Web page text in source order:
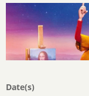
Date(s)